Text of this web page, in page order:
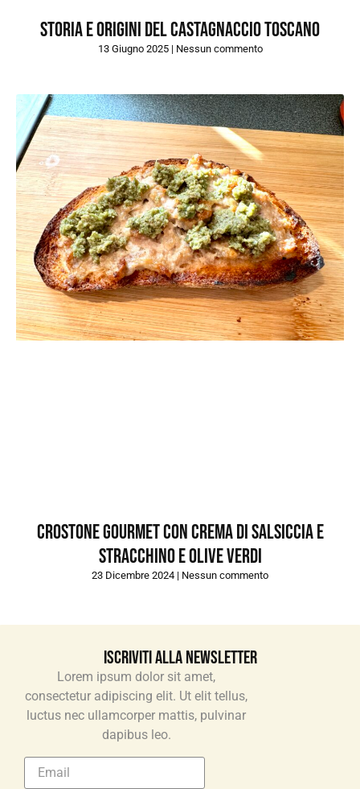
Storia e origini del castagnaccio toscano
13 Giugno 2025 Nessun commento
Crostone gourmet con crema di salsiccia e
stracchino e olive verdi
23 Dicembre 2024 Nessun commento
Iscriviti alla newsletter
Lorem ipsum dolor sit amet,
consectetur adipiscing elit. Ut elit tellus,
luctus nec ullamcorper mattis, pulvinar
dapibus leo.